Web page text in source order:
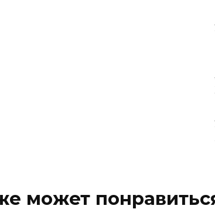
может